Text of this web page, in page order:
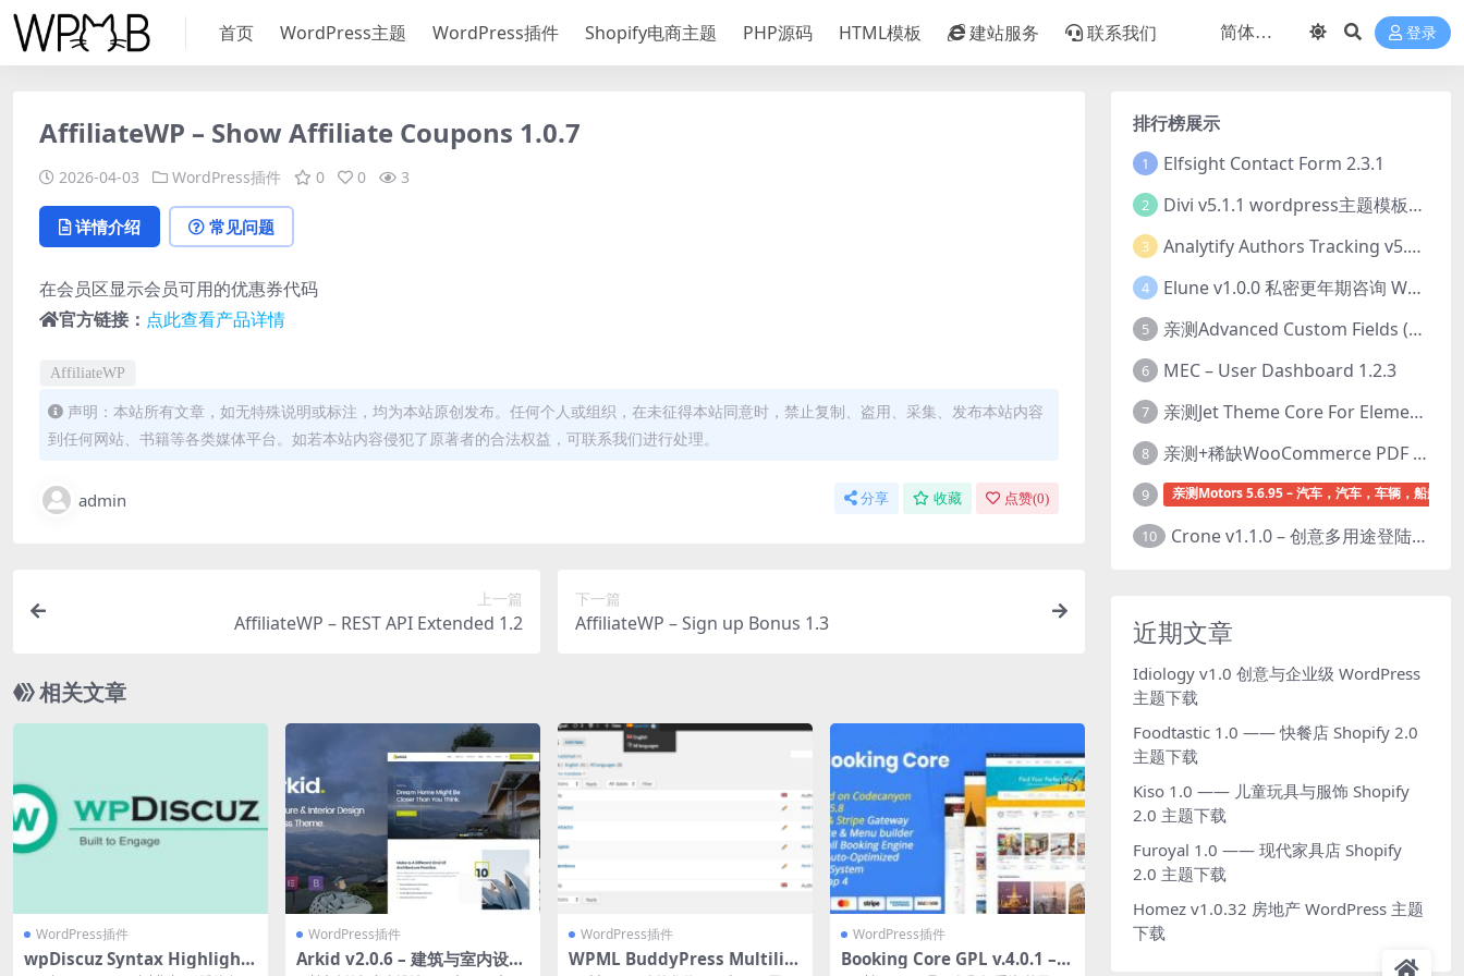
首页 WordPress主题 WordPress插件 Shopify电商主题 PHP源码 HTML模板 建站服务 联系我们 登录
AffiliateWP – Show Affiliate Coupons 1.0.7
2026-04-03 WordPress插件 0 0 3
详情介绍 常见问题
在会员区显示会员可用的优惠券代码
官方链接： 点此查看产品详情
AffiliateWP
声明：本站所有文章，如无特殊说明或标注，均为本站原创发布。任何个人或组织，在未征得本站同意时，禁止复制、盗用、采集、发布本站内容
到任何网站、书籍等各类媒体平台。如若本站内容侵犯了原著者的合法权益，可联系我们进行处理。
admin 分享 收藏 点赞(0)
上一篇
AffiliateWP – REST API Extended 1.2
下一篇
AffiliateWP – Sign up Bonus 1.3
相关文章
WordPress插件
wpDiscuz Syntax Highlight
WordPress插件
Arkid v2.0.6 – 建筑与室内设计
WordPress插件
WPML BuddyPress Multilin
WordPress插件
Booking Core GPL v.4.0.1 –
排行榜展示
1 Elfsight Contact Form 2.3.1
2 Divi v5.1.1 wordpress主题模板打包下载（Theme + Builder+ Extra Theme + Templates + Layouts + PSD）
3 Analytify Authors Tracking v5.0.0 插件破解版下载
4 Elune v1.0.0 私密更年期咨询 WordPress 主题下载
5 亲测Advanced Custom Fields (ACF) Pro v6.8.0.1 + Advanced Custom Fields: Extended PRO v0.9.2.3 | 网站开发自定义字段插件下载
6 MEC – User Dashboard 1.2.3
7 亲测Jet Theme Core For Elementor 2.3.1.2 插件下载
8 亲测+稀缺WooCommerce PDF Invoices & Packing Slips Professional v2.20.0 + Templates v2.25.1 [by WpOverNight] WooCommerce PDF 发票和装箱单插件下载
9 亲测Motors 5.6.95 – 汽车，汽车，车辆，船舶
10 Crone v1.1.0 – 创意多用途登陆页面HTML模板下载
近期文章
Idiology v1.0 创意与企业级 WordPress
主题下载
Foodtastic 1.0 —— 快餐店 Shopify 2.0
主题下载
Kiso 1.0 —— 儿童玩具与服饰 Shopify
2.0 主题下载
Furoyal 1.0 —— 现代家具店 Shopify
2.0 主题下载
Homez v1.0.32 房地产 WordPress 主题
下载